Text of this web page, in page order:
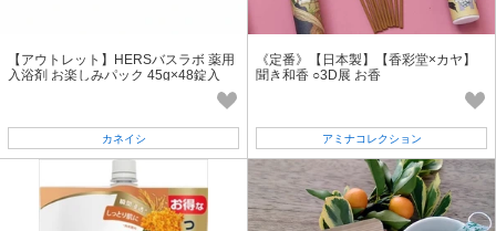
【アウトレット】HERSバスラボ 薬用
入浴剤 お楽しみパック 45g×48錠入
カネイシ
《定番》【日本製】【香彩堂×カヤ】
聞き和香 ○3D展 お香
アミナコレクション